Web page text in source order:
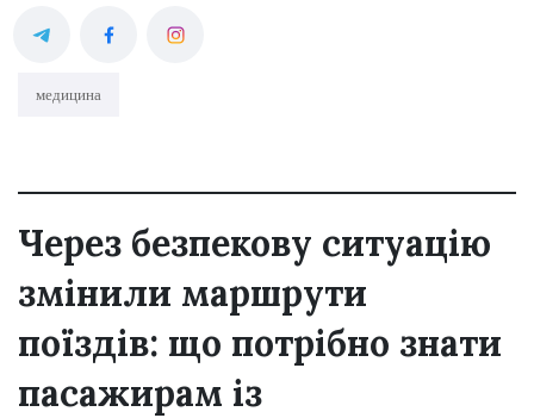
медицина
Через безпекову ситуацію
змінили маршрути
поїздів: що потрібно знати
пасажирам із